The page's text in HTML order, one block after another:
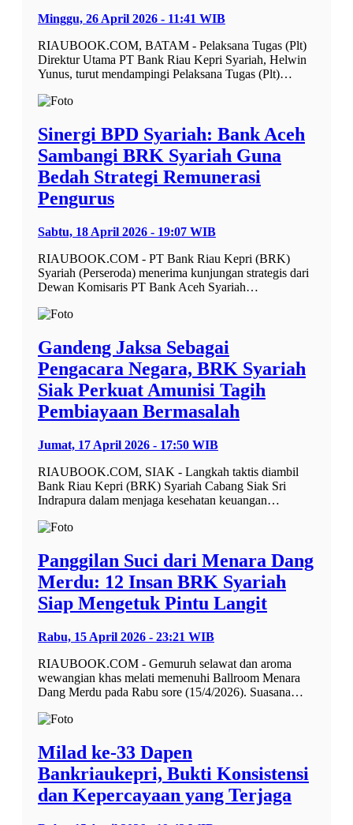
Minggu, 26 April 2026 - 11:41 WIB
RIAUBOOK.COM, BATAM - Pelaksana Tugas (Plt)
Direktur Utama PT Bank Riau Kepri Syariah, Helwin
Yunus, turut mendampingi Pelaksana Tugas (Plt)…
Sinergi BPD Syariah: Bank Aceh
Sambangi BRK Syariah Guna
Bedah Strategi Remunerasi
Pengurus
Sabtu, 18 April 2026 - 19:07 WIB
RIAUBOOK.COM - PT Bank Riau Kepri (BRK)
Syariah (Perseroda) menerima kunjungan strategis dari
Dewan Komisaris PT Bank Aceh Syariah…
Gandeng Jaksa Sebagai
Pengacara Negara, BRK Syariah
Siak Perkuat Amunisi Tagih
Pembiayaan Bermasalah
Jumat, 17 April 2026 - 17:50 WIB
RIAUBOOK.COM, SIAK - Langkah taktis diambil
Bank Riau Kepri (BRK) Syariah Cabang Siak Sri
Indrapura dalam menjaga kesehatan keuangan…
Panggilan Suci dari Menara Dang
Merdu: 12 Insan BRK Syariah
Siap Mengetuk Pintu Langit
Rabu, 15 April 2026 - 23:21 WIB
RIAUBOOK.COM - Gemuruh selawat dan aroma
wewangian khas melati memenuhi Ballroom Menara
Dang Merdu pada Rabu sore (15/4/2026). Suasana…
Milad ke-33 Dapen
Bankriaukepri, Bukti Konsistensi
dan Kepercayaan yang Terjaga